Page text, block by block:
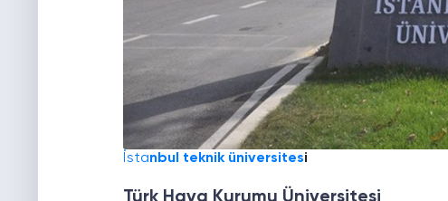
İstanbul teknik üniversitesi
Türk Hava Kurumu Üniversitesi